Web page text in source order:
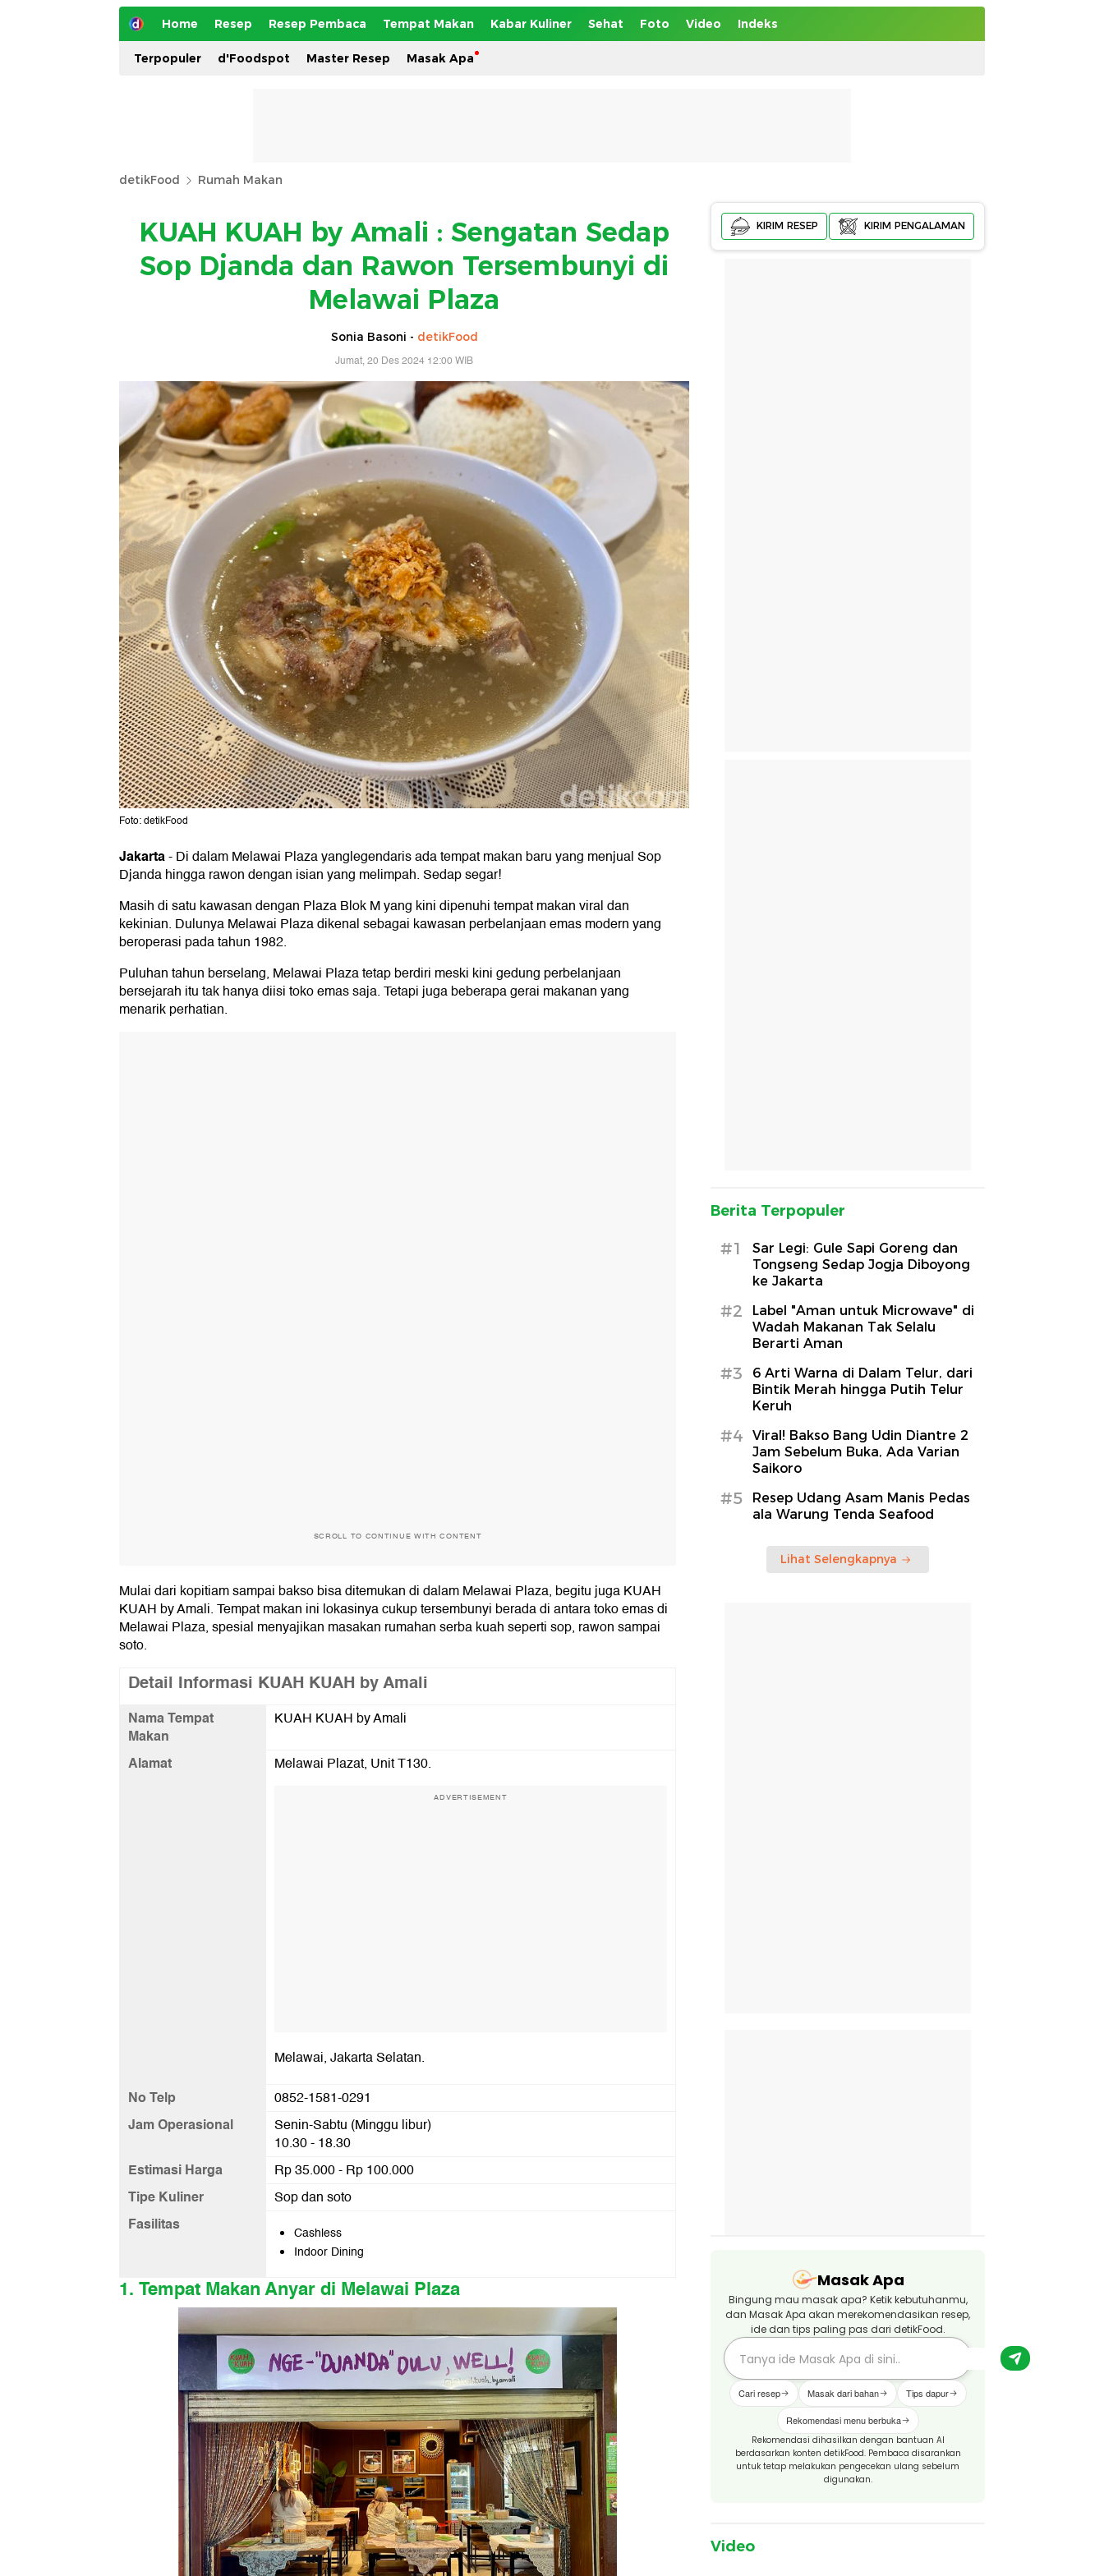
Home Resep Resep Pembaca Tempat Makan Kabar Kuliner Sehat Foto Video Indeks
Terpopuler d'Foodspot Master Resep Masak Apa
detikFood Rumah Makan
KUAH KUAH by Amali : Sengatan Sedap
Sop Djanda dan Rawon Tersembunyi di
Melawai Plaza
Sonia Basoni - detikFood
Jumat, 20 Des 2024 12:00 WIB
Foto: detikFood
Jakarta-Di dalam Melawai Plaza yanglegendaris ada tempat makan baru yang menjual Sop
Djanda hingga rawon dengan isian yang melimpah. Sedap segar!
Masih di satu kawasan dengan Plaza Blok M yang kini dipenuhi tempat makan viral dan
kekinian. Dulunya Melawai Plaza dikenal sebagai kawasan perbelanjaan emas modern yang
beroperasi pada tahun 1982.
Puluhan tahun berselang, Melawai Plaza tetap berdiri meski kini gedung perbelanjaan
bersejarah itu tak hanya diisi toko emas saja. Tetapi juga beberapa gerai makanan yang
menarik perhatian.
SCROLL TO CONTINUE WITH CONTENT
Mulai dari kopitiam sampai bakso bisa ditemukan di dalam Melawai Plaza, begitu juga KUAH
KUAH by Amali. Tempat makan ini lokasinya cukup tersembunyi berada di antara toko emas di
Melawai Plaza, spesial menyajikan masakan rumahan serba kuah seperti sop, rawon sampai
soto.
Detail Informasi KUAH KUAH by Amali
Nama Tempat
Makan
KUAH KUAH by Amali
Alamat Melawai Plazat, Unit T130.
ADVERTISEMENT
Melawai, Jakarta Selatan.
No Telp 0852-1581-0291
Jam Operasional
Senin-Sabtu (Minggu libur)
10.30 - 18.30
Estimasi Harga Rp 35.000 - Rp 100.000
Tipe Kuliner Sop dan soto
Fasilitas
Cashless
Indoor Dining
1. Tempat Makan Anyar di Melawai Plaza
KIRIM RESEP KIRIM PENGALAMAN
Berita Terpopuler
#1
Sar Legi: Gule Sapi Goreng dan
Tongseng Sedap Jogja Diboyong
ke Jakarta
#2
Label "Aman untuk Microwave" di
Wadah Makanan Tak Selalu
Berarti Aman
#3
6 Arti Warna di Dalam Telur, dari
Bintik Merah hingga Putih Telur
Keruh
#4
Viral! Bakso Bang Udin Diantre 2
Jam Sebelum Buka, Ada Varian
Saikoro
#5
Resep Udang Asam Manis Pedas
ala Warung Tenda Seafood
Lihat Selengkapnya
Masak Apa
Bingung mau masak apa? Ketik kebutuhanmu,
dan Masak Apa akan merekomendasikan resep,
ide dan tips paling pas dari detikFood.
Cari resep Masak dari bahan Tips dapur
Rekomendasi menu berbuka
Rekomendasi dihasilkan dengan bantuan AI
berdasarkan konten detikFood. Pembaca disarankan
untuk tetap melakukan pengecekan ulang sebelum
digunakan.
Video